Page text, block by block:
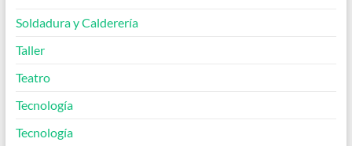
Soldadura y Calderería
Taller
Teatro
Tecnología
Tecnología